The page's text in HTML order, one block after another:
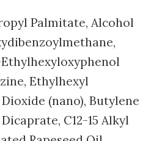
Palmitate, Alcohol
Ethylhexyl
(nano), Butylene
C12-15 Alkyl